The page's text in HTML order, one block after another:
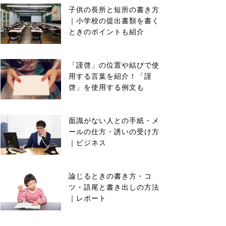
子供の長所と短所の書き方
｜小学校の提出書類を書く
ときのポイントも紹介
「謹啓」の位置や結びで使
用する言葉を紹介！「謹
啓」を使用する例文も
面識がない人との手紙・メ
ールの仕方・誘いの受け方
｜ビジネス
論じるときの書き方・コ
ツ・語尾と書き出しの方法
｜レポート